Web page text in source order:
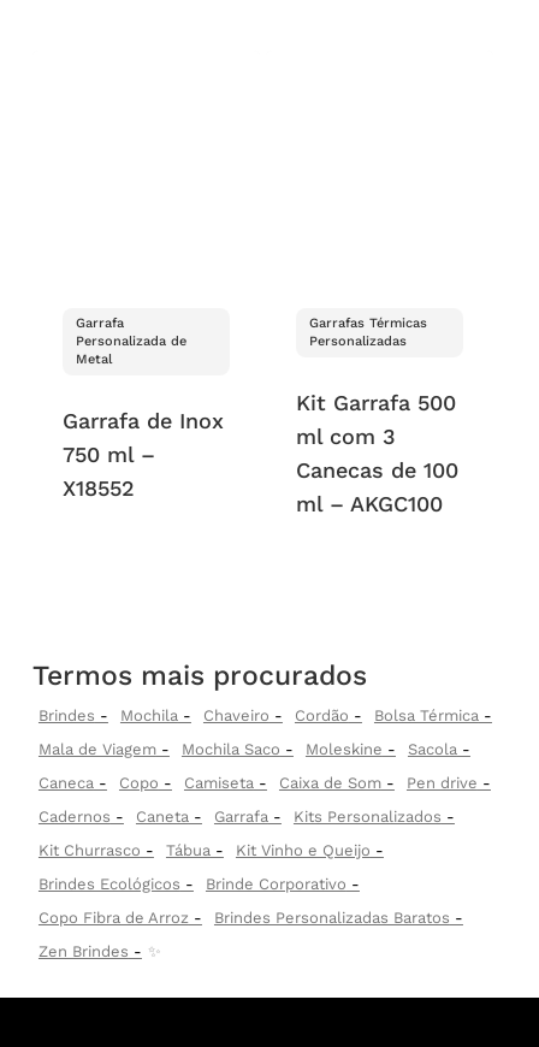
Garrafa
Personalizada de
Metal
Garrafa de Inox
750 ml –
X18552
Garrafas Térmicas
Personalizadas
Kit Garrafa 500
ml com 3
Canecas de 100
ml – AKGC100
Termos mais procurados
Brindes Mochila Chaveiro Cordão
Bolsa Térmica
Mala de Viagem
Mochila Saco Moleskine
Sacola
Caneca
Copo Camiseta Caixa de Som
Pen drive
Cadernos
Caneta Garrafa
Kits Personalizados
Kit Churrasco
Tábua
Kit Vinho e Queijo
Brindes Ecológicos
Brinde Corporativo
Copo Fibra de Arroz
Brindes Personalizadas Baratos
Zen Brindes
✨